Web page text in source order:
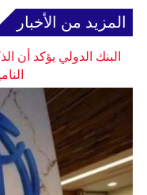
المزيد من الأخبار
البنك الدولي يؤكد أن